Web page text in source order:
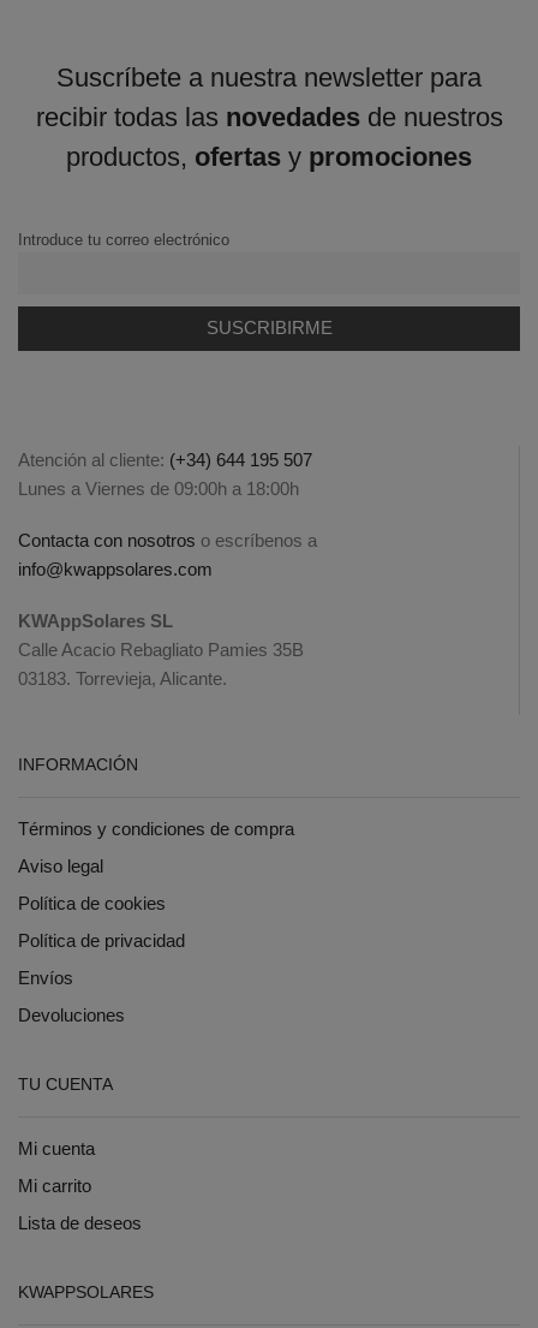
Suscríbete a nuestra newsletter para
recibir todas las novedades de nuestros
productos, ofertas y promociones
Introduce tu correo electrónico
Atención al cliente: (+34) 644 195 507
Lunes a Viernes de 09:00h a 18:00h
Contacta con nosotros o escríbenos a
info@kwappsolares.com
KWAppSolares SL
Calle Acacio Rebagliato Pamies 35B
03183. Torrevieja, Alicante.
INFORMACIÓN
Términos y condiciones de compra
Aviso legal
Política de cookies
Política de privacidad
Envíos
Devoluciones
TU CUENTA
Mi cuenta
Mi carrito
Lista de deseos
KWAPPSOLARES